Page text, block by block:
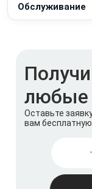
Обслуживание
Получи
любые
Оставьте
вам